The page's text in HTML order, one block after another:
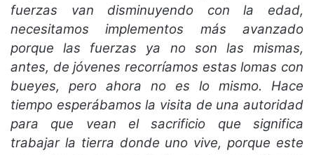
fuerzas van disminuyendo con la edad,
necesitamos implementos más avanzado
porque las fuerzas ya no son las mismas,
antes, de jóvenes recorríamos estas lomas con
bueyes, pero ahora no es lo mismo. Hace
tiempo esperábamos la visita de una autoridad
para que vean el sacrificio que significa
trabajar la tierra donde uno vive, porque este